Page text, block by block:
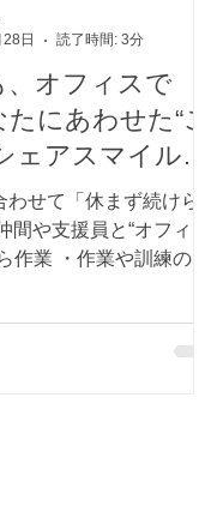
、オフィスで
にあわせた“ご
ェアスマイルで
在宅利用をサポ
わせて「休まず続けられ
間や支援員と“オフィス
作業 ・作業や訓練の進
持しやすい環境づくり
日
読了時間: 3分